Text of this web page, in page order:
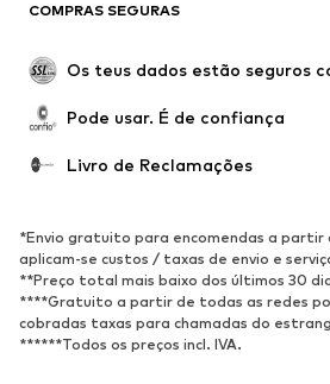
Novidades
Botas
Sapatos
Sapatos abertos
Exclusivo
DESPORTO
Sapatilhas de desporto
Acessórios de desporto
ACESSÓRIOS
COMPRAS SEGURAS
Os teus dados estão seguros
Pode usar. É de confiança
Livro de Reclamações
*Envio gratuito para encomendas a partir
aplicam-se custos / taxas de envio e
**Preço total mais baixo dos últimos 30
****Gratuito a partir de todas as redes
cobradas taxas para chamadas do
******Todos os preços incl. IVA.